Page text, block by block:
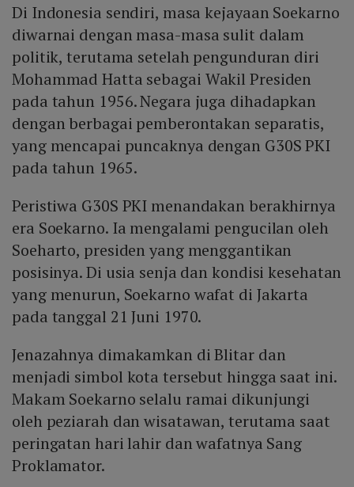
Di Indonesia sendiri, masa kejayaan Soekarno
diwarnai dengan masa-masa sulit dalam
politik, terutama setelah pengunduran diri
Mohammad Hatta sebagai Wakil Presiden
pada tahun 1956. Negara juga dihadapkan
dengan berbagai pemberontakan separatis,
yang mencapai puncaknya dengan G30S PKI
pada tahun 1965.
Peristiwa G30S PKI menandakan berakhirnya
era Soekarno. Ia mengalami pengucilan oleh
Soeharto, presiden yang menggantikan
posisinya. Di usia senja dan kondisi kesehatan
yang menurun, Soekarno wafat di Jakarta
pada tanggal 21 Juni 1970.
Jenazahnya dimakamkan di Blitar dan
menjadi simbol kota tersebut hingga saat ini.
Makam Soekarno selalu ramai dikunjungi
oleh peziarah dan wisatawan, terutama saat
peringatan hari lahir dan wafatnya Sang
Proklamator.